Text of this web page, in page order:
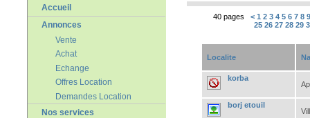
Accueil
Annonces
Vente
Achat
Echange
Offres Location
Demandes Location
Nos services
40 pages < 1 2 3 4 5 6 7 8
25 26 27 28 29
Localite
korba
borj etouil